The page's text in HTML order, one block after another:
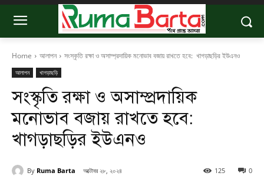
Home আলাপন সংস্কৃতি রক্ষা ও অসাম্প্রদায়িক মনোভাব বজায় রাখতে হবে: খাগড়াছড়ির ইউএনও
আলাপন খাগড়াছড়ি
সংস্কৃতি রক্ষা ও অসাম্প্রদায়িক
মনোভাব বজায় রাখতে হবে:
খাগড়াছড়ির ইউএনও
By Ruma Barta অক্টোবর ২৮, ২০২৪ 0
125